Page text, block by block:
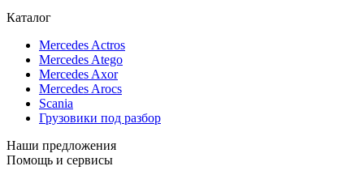
Каталог
Mercedes Actros
Mercedes Atego
Mercedes Axor
Mercedes Arocs
Scania
Грузовики под разбор
Наши предложения
Помощь и сервисы